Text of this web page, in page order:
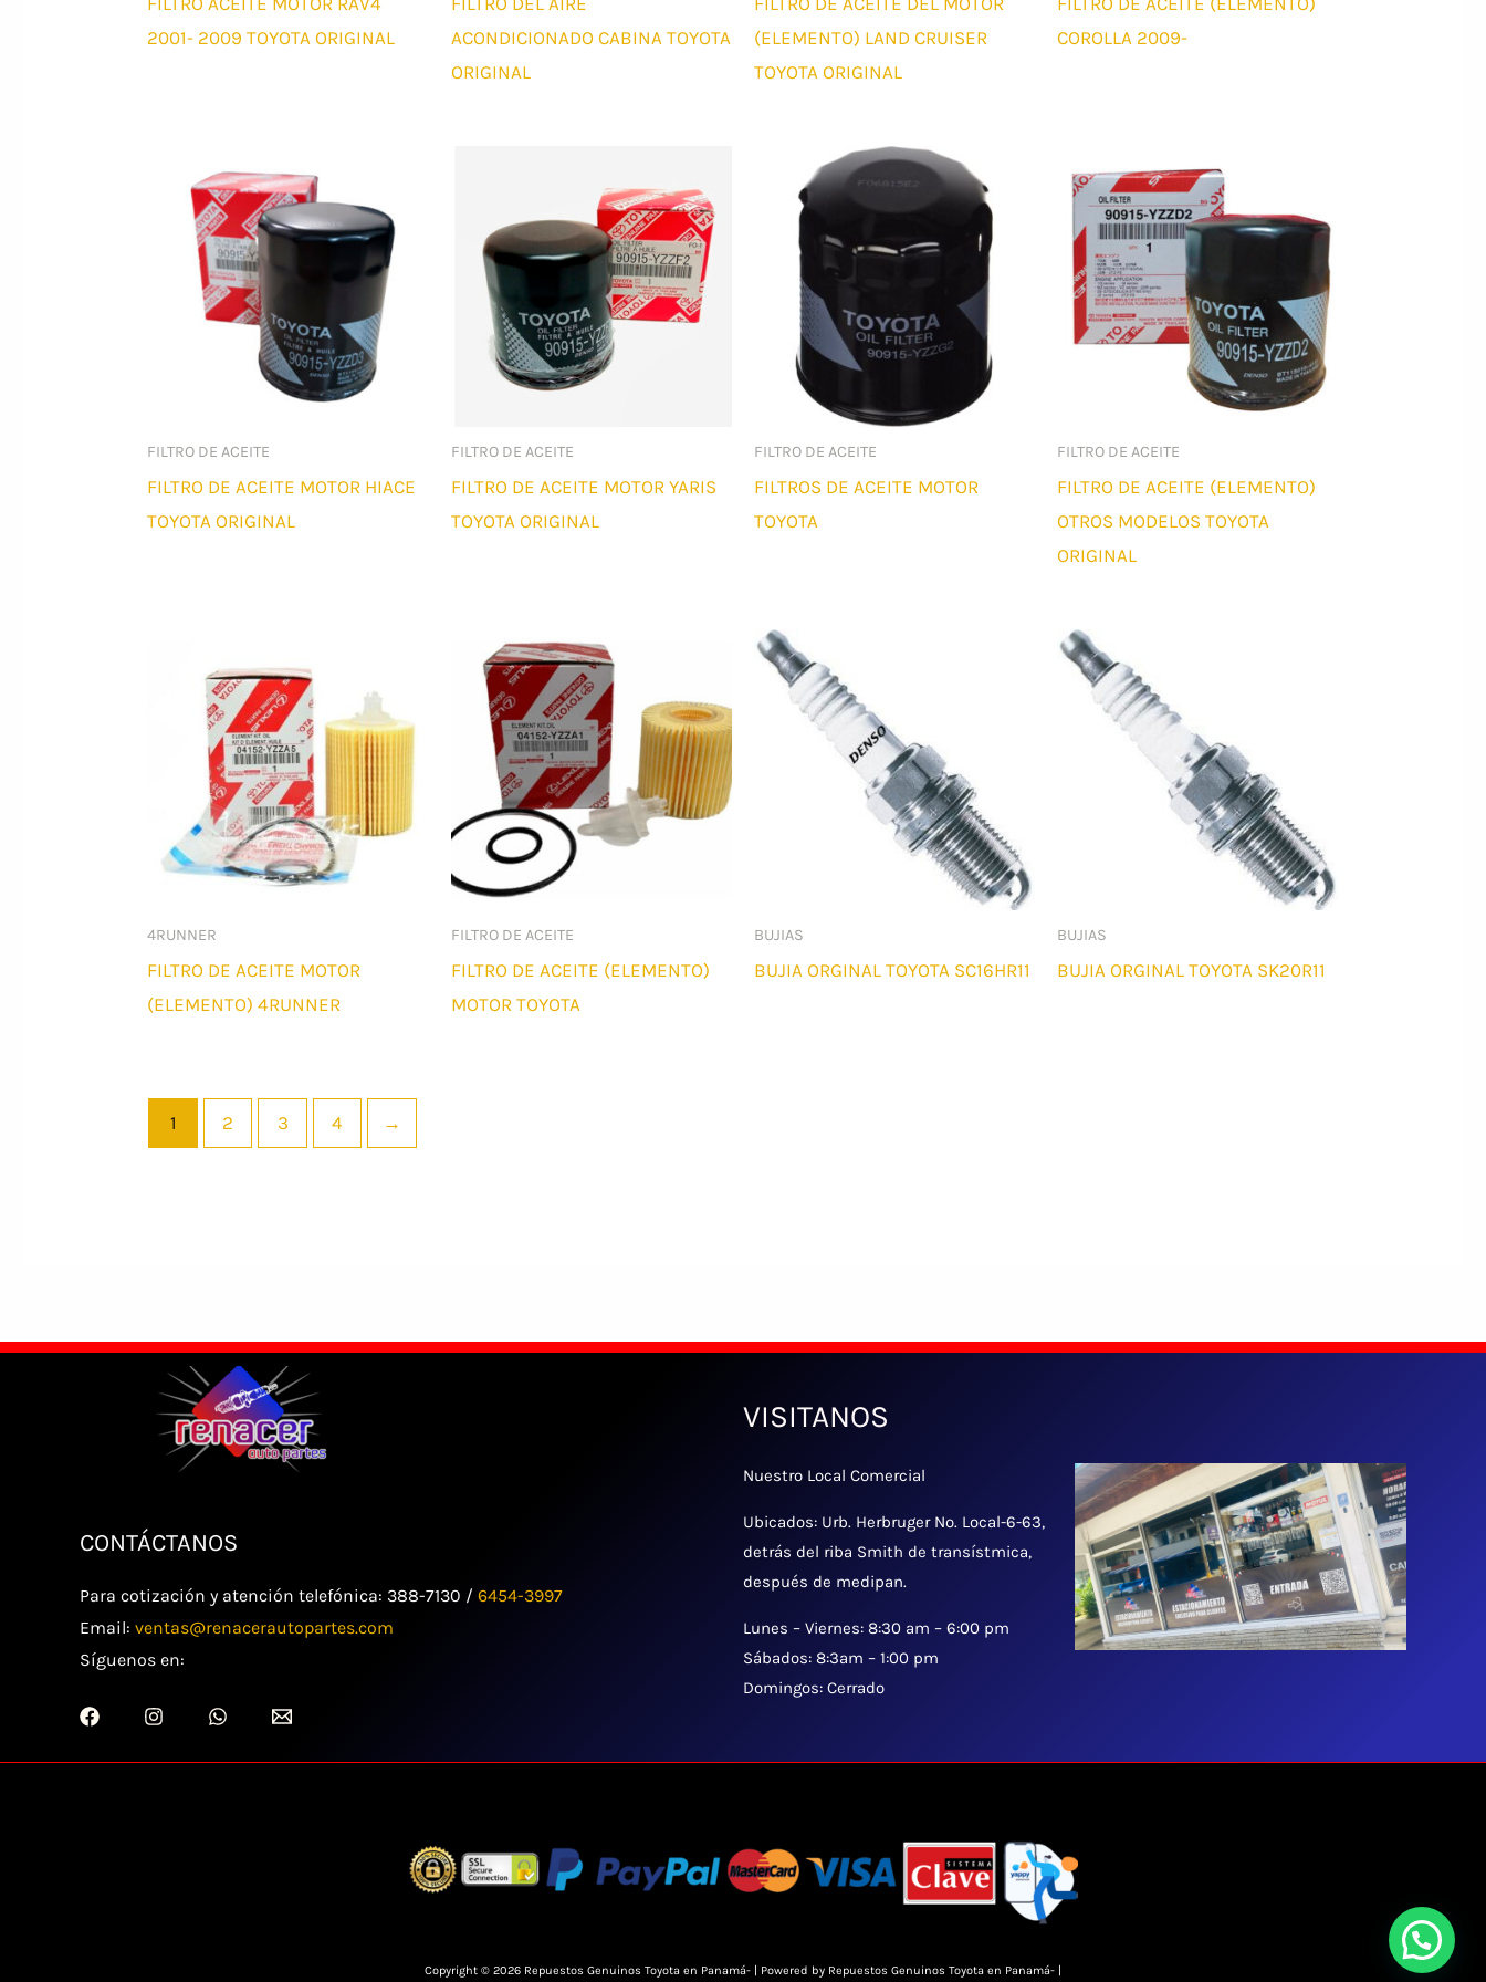
2001- 2009 TOYOTA ORIGINAL
ACONDICIONADO CABINA TOYOTA
ORIGINAL
(ELEMENTO) LAND CRUISER
TOYOTA ORIGINAL
COROLLA 2009-
FILTRO DE ACEITE
FILTRO DE ACEITE MOTOR HIACE
TOYOTA ORIGINAL
FILTRO DE ACEITE
FILTRO DE ACEITE MOTOR YARIS
TOYOTA ORIGINAL
FILTRO DE ACEITE
FILTROS DE ACEITE MOTOR
TOYOTA
FILTRO DE ACEITE
FILTRO DE ACEITE (ELEMENTO)
OTROS MODELOS TOYOTA
ORIGINAL
4RUNNER
FILTRO DE ACEITE MOTOR
(ELEMENTO) 4RUNNER
FILTRO DE ACEITE
FILTRO DE ACEITE (ELEMENTO)
MOTOR TOYOTA
BUJIAS
BUJIA ORGINAL TOYOTA SC16HR11
BUJIAS
BUJIA ORGINAL TOYOTA SK20R11
1 2 3 4 →
CONTÁCTANOS
Para cotización y atención telefónica: 388-7130 / 6454-3997
Email: ventas@renacerautopartes.com
Síguenos en:
VISITANOS
Nuestro Local Comercial
Ubicados: Urb. Herbruger No. Local-6-63,
detrás del riba Smith de transístmica,
después de medipan.
Lunes – Viernes: 8:30 am – 6:00 pm
Sábados: 8:3am – 1:00 pm
Domingos: Cerrado
Copyright © 2026 Repuestos Genuinos Toyota en Panamá- | Powered by Repuestos Genuinos Toyota en Panamá- |